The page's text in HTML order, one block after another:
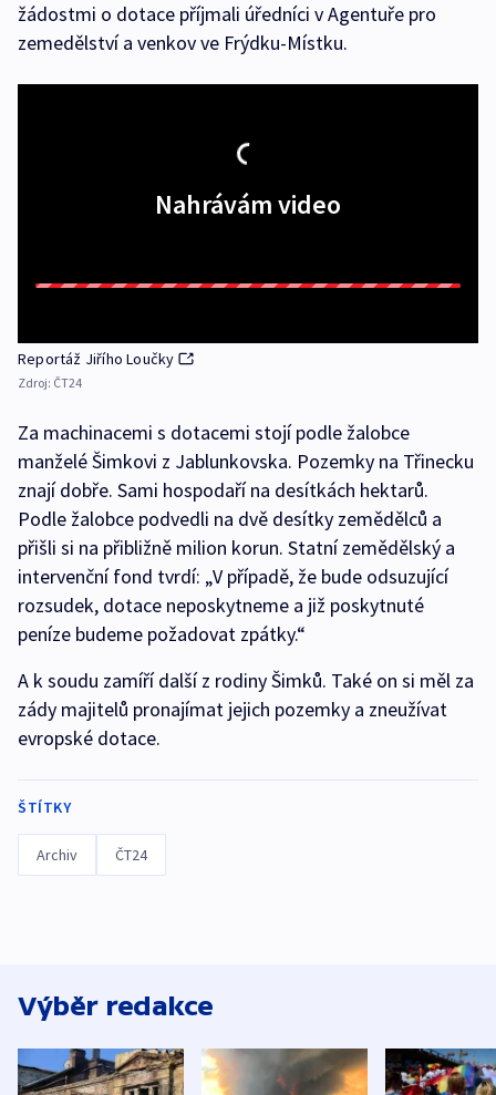
žádostmi o dotace příjmali úředníci v Agentuře pro
zemedělství a venkov ve Frýdku-Místku.
Nahrávám video
Reportáž Jiřího Loučky
Zdroj: ČT24
Za machinacemi s dotacemi stojí podle žalobce
manželé Šimkovi z Jablunkovska. Pozemky na Třinecku
znají dobře. Sami hospodaří na desítkách hektarů.
Podle žalobce podvedli na dvě desítky zemědělců a
přišli si na přibližně milion korun. Statní zemědělský a
intervenční fond tvrdí: „V případě, že bude odsuzující
rozsudek, dotace neposkytneme a již poskytnuté
peníze budeme požadovat zpátky.“
A k soudu zamíří další z rodiny Šimků. Také on si měl za
zády majitelů pronajímat jejich pozemky a zneužívat
evropské dotace.
ŠTÍTKY
Archiv ČT24
Výběr redakce